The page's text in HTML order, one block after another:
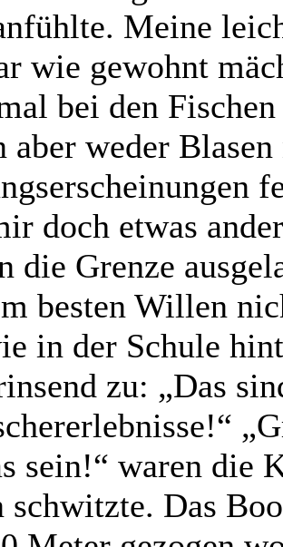
Meine
wie gewohnt
bei den
aber weder
doch etwas
die Grenze
besten Willen
in der Schule
zu: „Das
sein!“ waren die
schwitzte. Das